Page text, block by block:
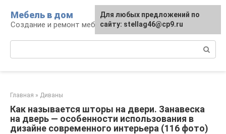
контенту
Мебель в дом
Создание и ремонт мебели
Главная » Диваны
Как называется шторы на двери. Занавеска
на дверь — особенности использования в
дизайне современного интерьера (116 фото)
Для любых предложений по
сайту: stellag46@cp9.ru